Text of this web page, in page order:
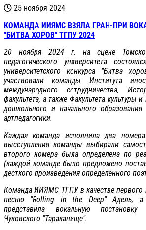
25 ноября 2024
КОМАНДА ИИЯМС ВЗЯЛА ГРАН-ПРИ
"БИТВА ХОРОВ" ТГПУ 2024
20 ноября 2024 г. на сцене
педагогического университета
университетского конкурса "Битва
участвовали команды Института
международного сотрудничества,
факультета, а также Факультета культуры и
дошкольного и начального образования
артпедагогики.
Каждая команда исполнила два
высступления команды выбирали
второго номера была определена по
(каждой команде было предложено
десткого произведения определенного
Команда ИИЯМС ТГПУ в качестве первого
песню "Rolling in the Deep" Адель,
представила вокальную
Чуковского "Тараканище".